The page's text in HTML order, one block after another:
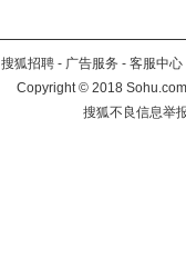
搜狐招聘 - 广告服务 - 客服中心
Copyright©2018
搜狐不良信息举